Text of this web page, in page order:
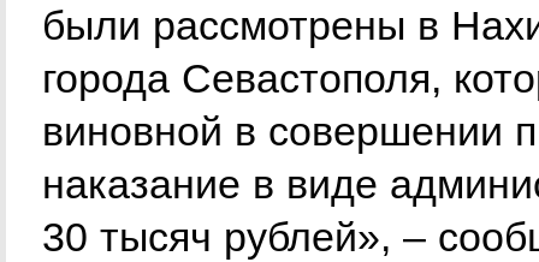
были рассмотрены в
города Севастополя,
виновной в совершении
наказание в виде
30 тысяч рублей», –